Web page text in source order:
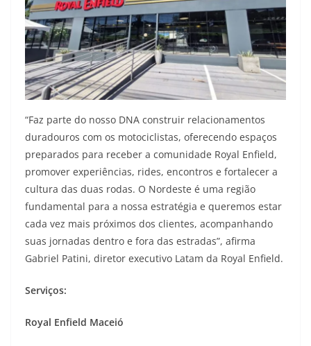
“Faz parte do nosso DNA construir relacionamentos
duradouros com os motociclistas, oferecendo espaços
preparados para receber a comunidade Royal Enfield,
promover experiências, rides, encontros e fortalecer a
cultura das duas rodas. O Nordeste é uma região
fundamental para a nossa estratégia e queremos estar
cada vez mais próximos dos clientes, acompanhando
suas jornadas dentro e fora das estradas”, afirma
Gabriel Patini, diretor executivo Latam da Royal Enfield.
Serviços:
Royal Enfield Maceió